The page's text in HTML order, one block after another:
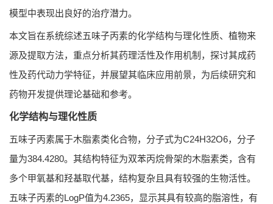
模型中表现出良好的治疗潜力。
本文旨在系统综述五味子丙素的化学结构与理化性质、植物来
源及提取方法，重点分析其药理活性及作用机制，探讨其成药
性及药代动力学特征，并展望其临床应用前景，为后续研究和
药物开发提供理论基础和参考。
化学结构与理化性质
五味子丙素属于木脂素类化合物，分子式为C24H32O6，分子
量为384.4280。其结构特征为双苯丙烷骨架的木脂素类，含有
多个甲氧基和羟基取代基，结构复杂且具有较强的生物活性。
五味子丙素的LogP值为4.2365，显示其具有较高的脂溶性，有